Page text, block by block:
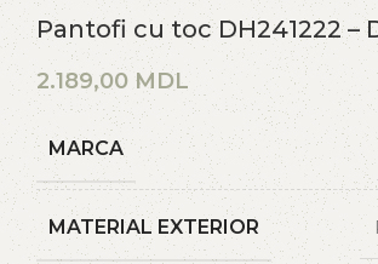
Pantofi cu toc DH241222 –
MDL
MARCA
MATERIAL EXTERIOR